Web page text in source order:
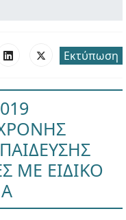
Εκτύπωση
ΜΕ ΕΙΔΙΚΟ